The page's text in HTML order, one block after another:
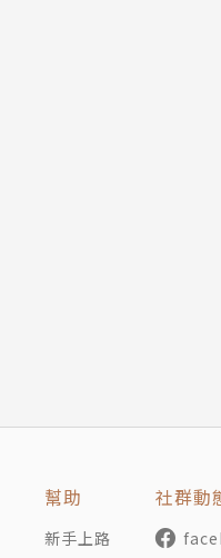
幫助
新手上路
社群動